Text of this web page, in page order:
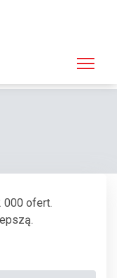
Kraków, Kupa 2
000 ofert.